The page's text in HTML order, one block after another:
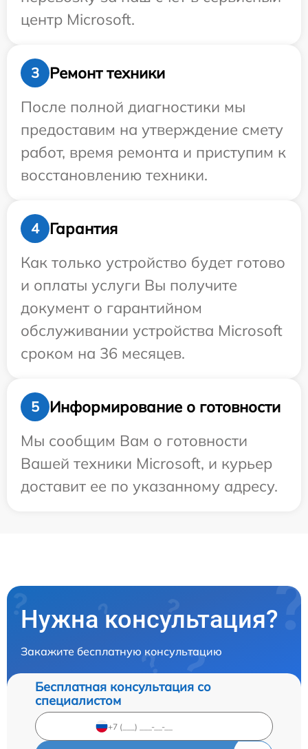
центр Microsoft.
3
Ремонт техники
После полной диагностики мы
предоставим на утверждение смету
работ, время ремонта и приступим к
восстановлению техники.
4
Гарантия
Как только устройство будет готово
и оплаты услуги Вы получите
документ о гарантийном
обслуживании устройства Microsoft
сроком на 36 месяцев.
5
Информирование о готовности
Мы сообщим Вам о готовности
Вашей техники Microsoft, и курьер
доставит ее по указанному адресу.
Нужна консультация?
Закажите бесплатную консультацию
Бесплатная консультация со
специалистом